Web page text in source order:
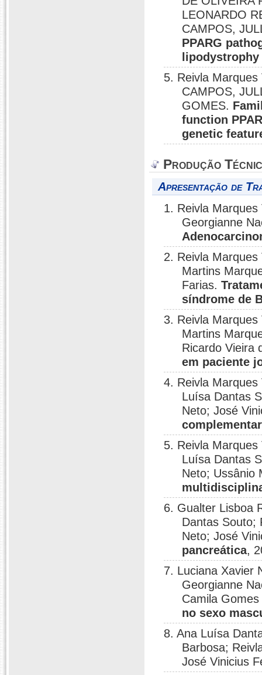
LEONARDO
CAMPOS,
PPARG
5. Reivla Marques
CAMPOS,
GOMES.
function
genetic
Produção
Apresentação de
1. Reivla
Georgianne
2. Reivla
Martins
Farias.
síndrome de
3. Reivla
Martins
Ricardo Vieira
em paciente
4. Reivla Marques
Luísa Dantas
Neto; José
complementar
5. Reivla
Luísa Dantas
Neto; Ussânio
6. Gualter Lisboa
Dantas Souto;
Neto; José
pancreática,
7. Luciana Xavier
Georgianne
Camila
no sexo
8. Ana Luísa
Barbosa;
José Vinicius